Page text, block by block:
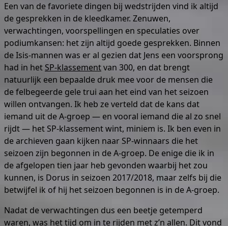
Een van de favoriete dingen bij wedstrijden vind ik altijd
de gesprekken in de kleedkamer. Zenuwen,
verwachtingen, voorspellingen en speculaties over
podiumkansen: het zijn altijd goede gesprekken. Binnen
de Isis-mannen was er al gezien dat Jens een voorsprong
had in hetSP-klassementvan 300, en dat brengt
natuurlijk een bepaalde druk mee voor de mensen die
de felbegeerde gele trui aan het eind van het seizoen
willen ontvangen. Ik heb ze verteld dat de kans dat
iemand uit de A-groep — en vooral iemand die al zo snel
rijdt — het SP-klassement wint, miniem is. Ik ben even in
de archieven gaan kijken naar SP-winnaars die het
seizoen zijn begonnen in de A-groep. De enige die ik in
de afgelopen tien jaar heb gevonden waarbij het zou
kunnen, is Dorus in seizoen 2017/2018, maar zelfs bij die
betwijfel ik of hij het seizoen begonnen is in de A-groep.
Nadat de verwachtingen dus een beetje getemperd
waren, was het tijd om in te rijden met z’n allen. Dit vond